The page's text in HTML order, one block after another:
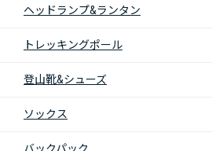
ヘッドランプ&ランタン
トレッキングポール
登山靴&シューズ
ソックス